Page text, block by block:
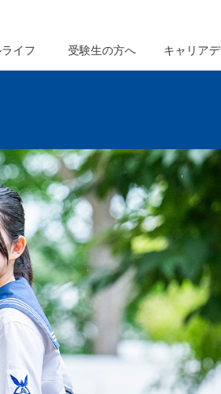
イフ 受験生の方へ キャリア